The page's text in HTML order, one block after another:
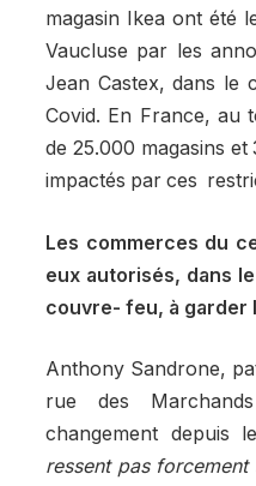
magasin Ikea ont été
Vaucluse par les
Jean Castex, dans le
Covid. En France, au
de 25.000 magasins
impactés par ces
Les commerces du
eux autorisés, dans
couvre- feu, à garder
Anthony Sandrone,
rue des
changement depuis
ressent pas